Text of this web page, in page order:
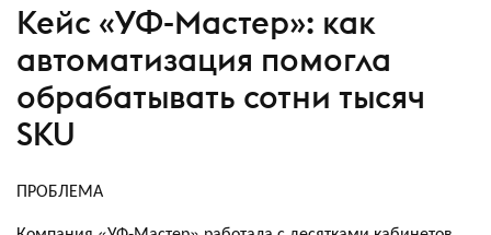
Кейс «УФ-Мастер»: как
автоматизация помогла
обрабатывать сотни тысяч
SKU
ПРОБЛЕМА